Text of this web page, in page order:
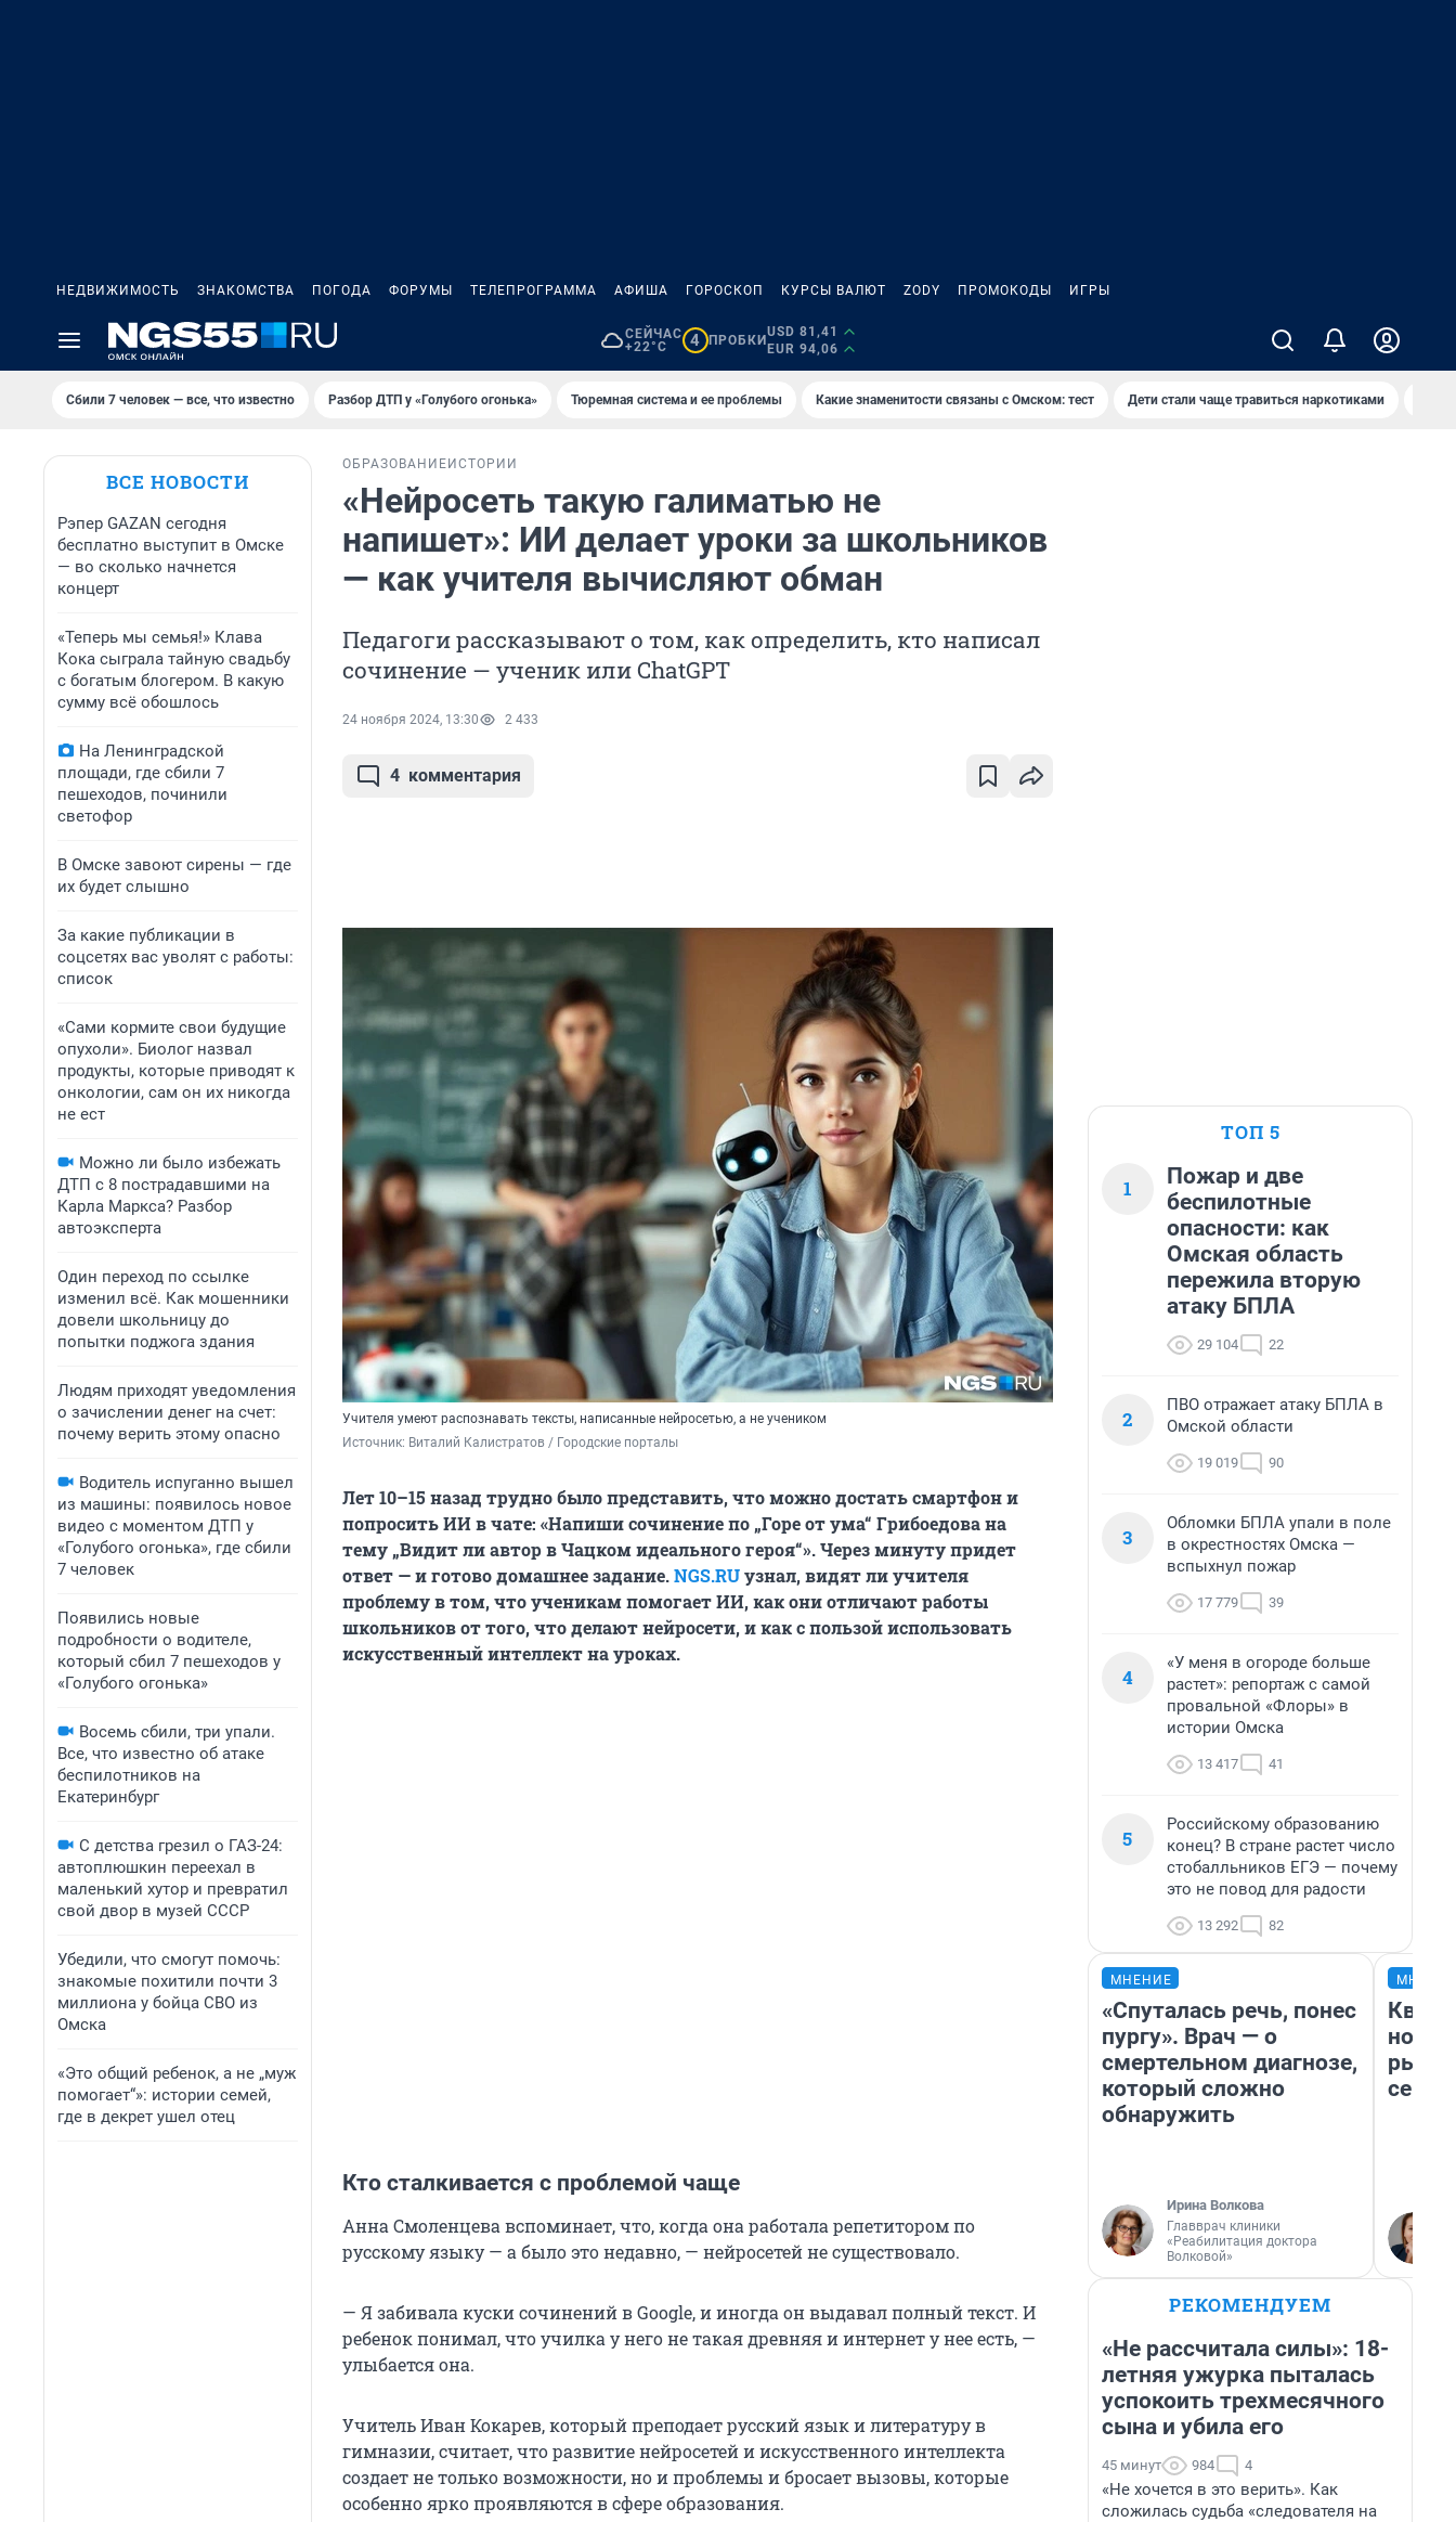
НЕДВИЖИМОСТЬ ЗНАКОМСТВА ПОГОДА ФОРУМЫ ТЕЛЕПРОГРАММА АФИША ГОРОСКОП КУРСЫ ВАЛЮТ ZODY ПРОМОКОДЫ ИГРЫ
СЕЙЧАС
+22°C
4 ПРОБКИ
USD 81,41
EUR 94,06
Сбили 7 человек — все, что известно Разбор ДТП у «Голубого огонька» Тюремная система и ее проблемы Какие знаменитости связаны с Омском: тест Дети стали чаще травиться наркотиками
ВСЕ НОВОСТИ
Рэпер GAZAN сегодня
бесплатно выступит в Омске
— во сколько начнется
концерт
«Теперь мы семья!» Клава
Кока сыграла тайную свадьбу
с богатым блогером. В какую
сумму всё обошлось
На Ленинградской
площади, где сбили 7
пешеходов, починили
светофор
В Омске завоют сирены — где
их будет слышно
За какие публикации в
соцсетях вас уволят с работы:
список
«Сами кормите свои будущие
опухоли». Биолог назвал
продукты, которые приводят к
онкологии, сам он их никогда
не ест
Можно ли было избежать
ДТП с 8 пострадавшими на
Карла Маркса? Разбор
автоэксперта
Один переход по ссылке
изменил всё. Как мошенники
довели школьницу до
попытки поджога здания
Людям приходят уведомления
о зачислении денег на счет:
почему верить этому опасно
Водитель испуганно вышел
из машины: появилось новое
видео с моментом ДТП у
«Голубого огонька», где сбили
7 человек
Появились новые
подробности о водителе,
который сбил 7 пешеходов у
«Голубого огонька»
Восемь сбили, три упали.
Все, что известно об атаке
беспилотников на
Екатеринбург
С детства грезил о ГАЗ-24:
автоплюшкин переехал в
маленький хутор и превратил
свой двор в музей СССР
Убедили, что смогут помочь:
знакомые похитили почти 3
миллиона у бойца СВО из
Омска
«Это общий ребенок, а не „муж
помогает“»: истории семей,
где в декрет ушел отец
ОБРАЗОВАНИЕ ИСТОРИИ
«Нейросеть такую галиматью не
напишет»: ИИ делает уроки за школьников
— как учителя вычисляют обман
Педагоги рассказывают о том, как определить, кто написал
сочинение — ученик или ChatGPT
24 ноября 2024, 13:30 2 433
4 комментария
Учителя умеют распознавать тексты, написанные нейросетью, а не учеником
Источник: Виталий Калистратов / Городские порталы
Лет 10–15 назад трудно было представить, что можно достать смартфон и
попросить ИИ в чате: «Напиши сочинение по „Горе от ума“ Грибоедова на
тему „Видит ли автор в Чацком идеального героя“». Через минуту придет
ответ — и готово домашнее задание.NGS.RUузнал, видят ли учителя
проблему в том, что ученикам помогает ИИ, как они отличают работы
школьников от того, что делают нейросети, и как с пользой использовать
искусственный интеллект на уроках.
Кто сталкивается с проблемой чаще
Анна Смоленцева вспоминает, что, когда она работала репетитором по
русскому языку — а было это недавно, — нейросетей не существовало.
— Я забивала куски сочинений в Google, и иногда он выдавал полный текст. И
ребенок понимал, что училка у него не такая древняя и интернет у нее есть, —
улыбается она.
Учитель Иван Кокарев, который преподает русский язык и литературу в
гимназии, считает, что развитие нейросетей и искусственного интеллекта
создает не только возможности, но и проблемы и бросает вызовы, которые
особенно ярко проявляются в сфере образования.
ТОП 5
1
Пожар и две
беспилотные
опасности: как
Омская область
пережила вторую
атаку БПЛА
29 104 22
2
ПВО отражает атаку БПЛА в
Омской области
19 019 90
3
Обломки БПЛА упали в поле
в окрестностях Омска —
вспыхнул пожар
17 779 39
4
«У меня в огороде больше
растет»: репортаж с самой
провальной «Флоры» в
истории Омска
13 417 41
5
Российскому образованию
конец? В стране растет число
стобалльников ЕГЭ — почему
это не повод для радости
13 292 82
МНЕНИЕ
«Спуталась речь, понес
пургу». Врач — о
смертельном диагнозе,
который сложно
обнаружить
Ирина Волкова
Главврач клиники
«Реабилитация доктора
Волковой»
но
РЕКОМЕНДУЕМ
«Не рассчитала силы»: 18-
летняя ужурка пыталась
успокоить трехмесячного
сына и убила его
45 минут 984 4
«Не хочется в это верить». Как
сложилась судьба «следователя на